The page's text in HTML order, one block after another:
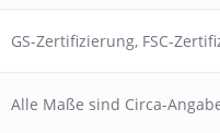
GS-Zertifizierung, FSC-
Alle Maße sind Circa-